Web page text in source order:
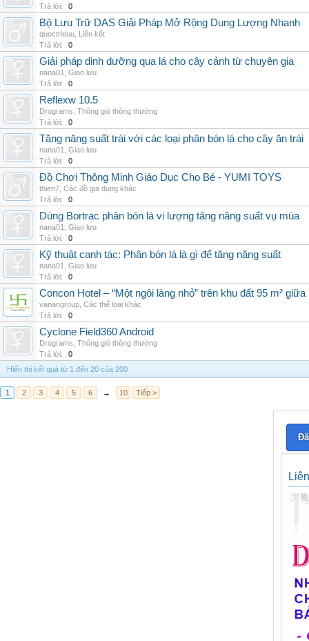
Trả lời:
0
Bộ Lưu Trữ DAS Giải Pháp Mở Rộng Dung Lượng Nhanh
quoctrieuu Liên kết
Trả lời:
0
Giải pháp dinh dưỡng qua lá cho cây cảnh từ chuyên gia
nana01
Giao lưu
Trả lời:
0
Reflexw 10.5
Drograms Thông gió thông thường
Trả lời:
0
Tăng năng suất trái với các loại phân bón lá cho cây ăn trái
nana01
Giao lưu
Trả lời:
0
Đồ Chơi Thông Minh Giáo Dục Cho Bé - YUMI TOYS
thien7 Các đồ gia dụng khác
Trả lời:
0
Dùng Bortrac phân bón lá vi lượng tăng năng suất vụ mùa
nana01
Giao lưu
Trả lời:
0
Kỹ thuật canh tác: Phân bón lá là gì để tăng năng suất
nana01
Giao lưu
Trả lời:
0
Concon Hotel – “Một ngôi làng nhỏ” trên khu đất 95 m²
vanangroup Các thể loại khác
Trả lời:
0
Cyclone Field360 Android
Drograms Thông gió thông thường
Trả lời:
0
Hiển thị kết quả từ 1 đến 20 của 200
1 2 3 4 5 6 → 10 Tiếp >